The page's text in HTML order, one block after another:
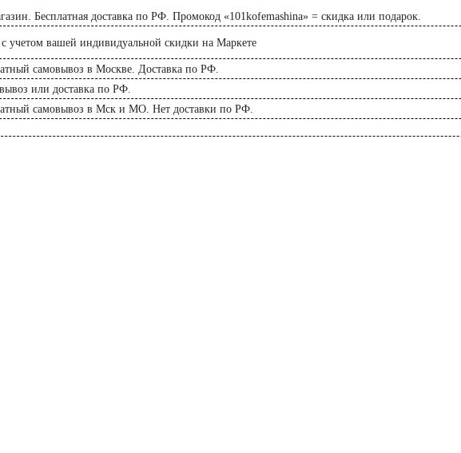
Бесплатная доставка по РФ. Промокод «101kofemashina» = скидка или подарок.
учетом вашей индивидуальной скидки на Маркете
самовывоз в Москве. Доставка по РФ.
или доставка по РФ.
самовывоз в Мск и МО. Нет доставки по РФ.